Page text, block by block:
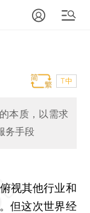
T中
本质，以需求
务手段
视其他行业和
但这次世界经